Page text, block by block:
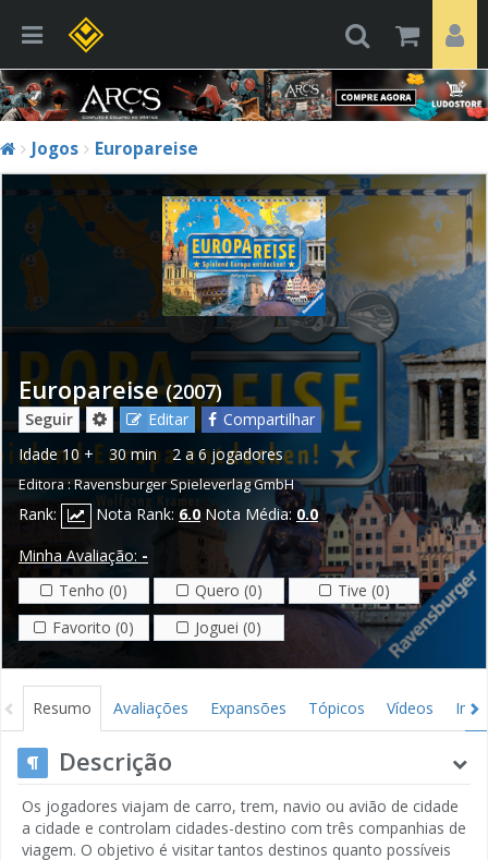
Jogos Europareise
Europareise (2007)
Seguir Editar
Compartilhar
Idade10 + 30 min 2 a 6 jogadores
Editora :Ravensburger Spieleverlag GmbH
Rank: Nota Rank: 6.0 Nota Média:0.0
Minha Avaliação: -
Tenho (0)
Quero (0)
Tive (0)
Favorito (0)
Joguei (0)
Resumo Avaliações Expansões Tópicos Vídeos
Descrição
Os jogadores viajam de carro, trem, navio ou avião de cidade
a cidade e controlam cidades-destino com três companhias de
viagem. O objetivo é visitar tantos destinos quanto possíveis